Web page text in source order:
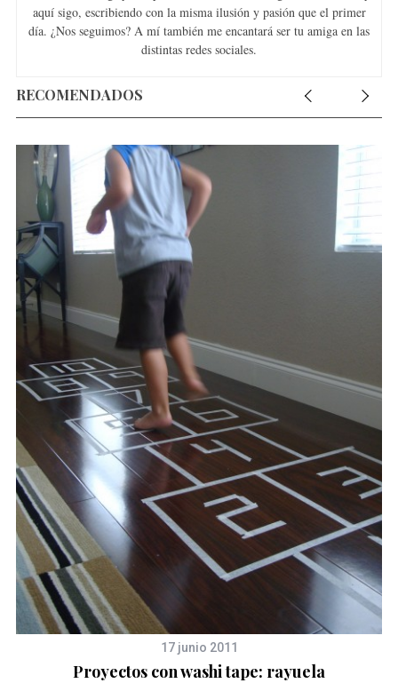
aquí sigo, escribiendo con la misma ilusión y pasión que el primer
día. ¿Nos seguimos? A mí también me encantará ser tu amiga en las
distintas redes sociales.
RECOMENDADOS
17 junio 2011
Proyectos con washi tape: rayuela